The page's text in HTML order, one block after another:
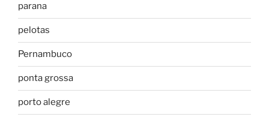
parana
pelotas
Pernambuco
ponta grossa
porto alegre